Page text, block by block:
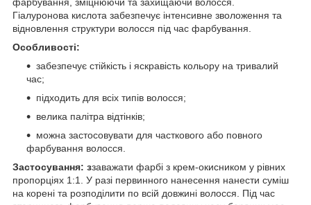
Гіалуронова кислота забезпечує інтенсивне зволоження та
відновлення структури волосся під час фарбування.
Особливості:
забезпечує стійкість і яскравість кольору на тривалий
час;
підходить для всіх типів волосся;
велика палітра відтінків;
можна застосовувати для часткового або повного
фарбування волосся.
Застосування: ззаважати фарбі з крем-окисником у рівних
пропорціях 1:1. У разі первинного нанесення нанести суміш
на корені та розподілити по всій довжині волосся. Під час